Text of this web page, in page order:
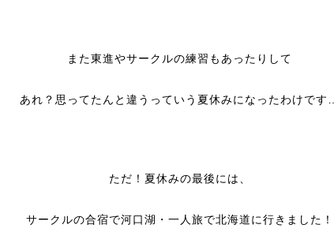
また東進やサークルの練習もあったりして
あれ？思ってたんと違うっていう夏休みになったわけです…
ただ！夏休みの最後には、
サークルの合宿で河口湖・一人旅で北海道に行きました！